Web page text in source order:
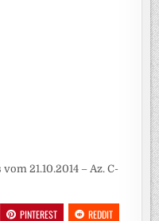
21.10.2014 – Az. C-
PINTEREST
REDDIT